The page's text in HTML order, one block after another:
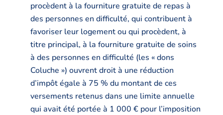
procèdent à la fourniture gratuite de repas à
des personnes en difficulté, qui contribuent à
favoriser leur logement ou qui procèdent, à
titre principal, à la fourniture gratuite de soins
à des personnes en difficulté (les « dons
Coluche ») ouvrent droit à une réduction
d’impôt égale à 75 % du montant de ces
versements retenus dans une limite annuelle
qui avait été portée à 1 000 € pour l’imposition